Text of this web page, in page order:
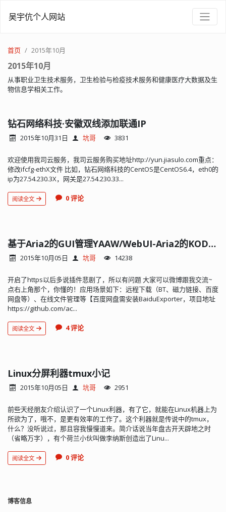
吴宇伉个人网站
首页 2015年10月
2015年10月
从事职业卫生技术服务，卫生检验与检疫技术服务和健康医疗大数据及生
物信息学相关工作。
钻石网络科技·安徽双线添加联通IP
2015年10月31日 坑哥 3831
欢迎使用我司云服务，我司云服务购买地址http://yun.jiasulo.com重点：
修改ifcfg-ethX文件 比如，钻石网络科技的CentOS是CentOS6.4，eth0的
ip为27.54.230.3X，网关是27.54.230.33...
阅读全文 0 评论
基于Aria2的GUI管理YAAW/WebUI-Aria2的KODExplore安装使用
2015年10月05日 坑哥 14238
开启了https以后多说插件悲剧了，所以有问题 大家可以微博跟我交流~
点右上角那个，你懂的！应用场景如下：远程下载（BT、磁力链接、百度
网盘等）、在线文件管理等【百度网盘需安装BaiduExporter，项目地址
https://github.com/ac...
阅读全文 4 评论
Linux分屏利器tmux小记
2015年10月05日 坑哥 2951
前些天经朋友介绍认识了一个Linux利器，有了它，就能在Linux机器上为
所欲为了，哦不，是更有效率的工作了。这个利器就是传说中的tmux，
什么？没听说过，那且容我慢慢道来。简介话说当年盘古开天辟地之时
（省略万字），有个荷兰小伙叫做李纳斯创造出了Linu...
阅读全文 0 评论
博客信息